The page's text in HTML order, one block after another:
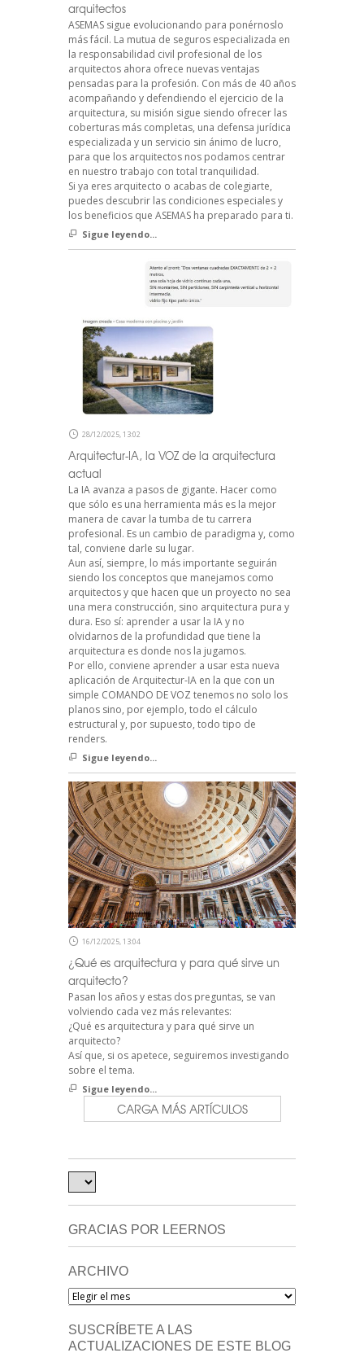
arquitectos
ASEMAS sigue evolucionando para ponérnoslo
más fácil. La mutua de seguros especializada en
la responsabilidad civil profesional de los
arquitectos ahora ofrece nuevas ventajas
pensadas para la profesión. Con más de 40 años
acompañando y defendiendo el ejercicio de la
arquitectura, su misión sigue siendo ofrecer las
coberturas más completas, una defensa jurídica
especializada y un servicio sin ánimo de lucro,
para que los arquitectos nos podamos centrar
en nuestro trabajo con total tranquilidad.
Si ya eres arquitecto o acabas de colegiarte,
puedes descubrir las condiciones especiales y
los beneficios que ASEMAS ha preparado para ti.
Sigue leyendo...
28/12/2025, 13:02
Arquitectur-IA, la VOZ de la arquitectura
actual
La IA avanza a pasos de gigante. Hacer como
que sólo es una herramienta más es la mejor
manera de cavar la tumba de tu carrera
profesional. Es un cambio de paradigma y, como
tal, conviene darle su lugar.
Aun así, siempre, lo más importante seguirán
siendo los conceptos que manejamos como
arquitectos y que hacen que un proyecto no sea
una mera construcción, sino arquitectura pura y
dura. Eso sí: aprender a usar la IA y no
olvidarnos de la profundidad que tiene la
arquitectura es donde nos la jugamos.
Por ello, conviene aprender a usar esta nueva
aplicación de Arquitectur-IA en la que con un
simple COMANDO DE VOZ tenemos no solo los
planos sino, por ejemplo, todo el cálculo
estructural y, por supuesto, todo tipo de
renders.
Sigue leyendo...
16/12/2025, 13:04
¿Qué es arquitectura y para qué sirve un
arquitecto?
Pasan los años y estas dos preguntas, se van
volviendo cada vez más relevantes:
¿Qué es arquitectura y para qué sirve un
arquitecto?
Así que, si os apetece, seguiremos investigando
sobre el tema.
Sigue leyendo...
CARGA MÁS ARTÍCULOS
GRACIAS POR LEERNOS
ARCHIVO
Archivo
SUSCRÍBETE A LAS
ACTUALIZACIONES DE ESTE BLOG